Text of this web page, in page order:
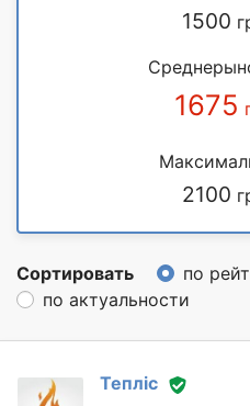
1500
1675
2100
Сортировать по
по актуальности
Тепліс